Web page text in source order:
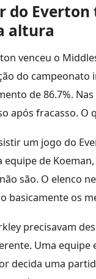
do
altura
venceu o
do campeonato
de 86.7%.
após fracasso. O
um jogo do
de
são. O elenco
basicamente os
precisavam
Uma equipe
decida uma